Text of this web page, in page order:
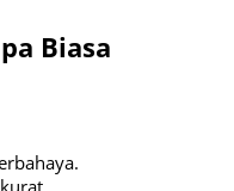
Biasa